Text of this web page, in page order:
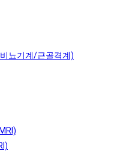
뇨기계/근골격계)